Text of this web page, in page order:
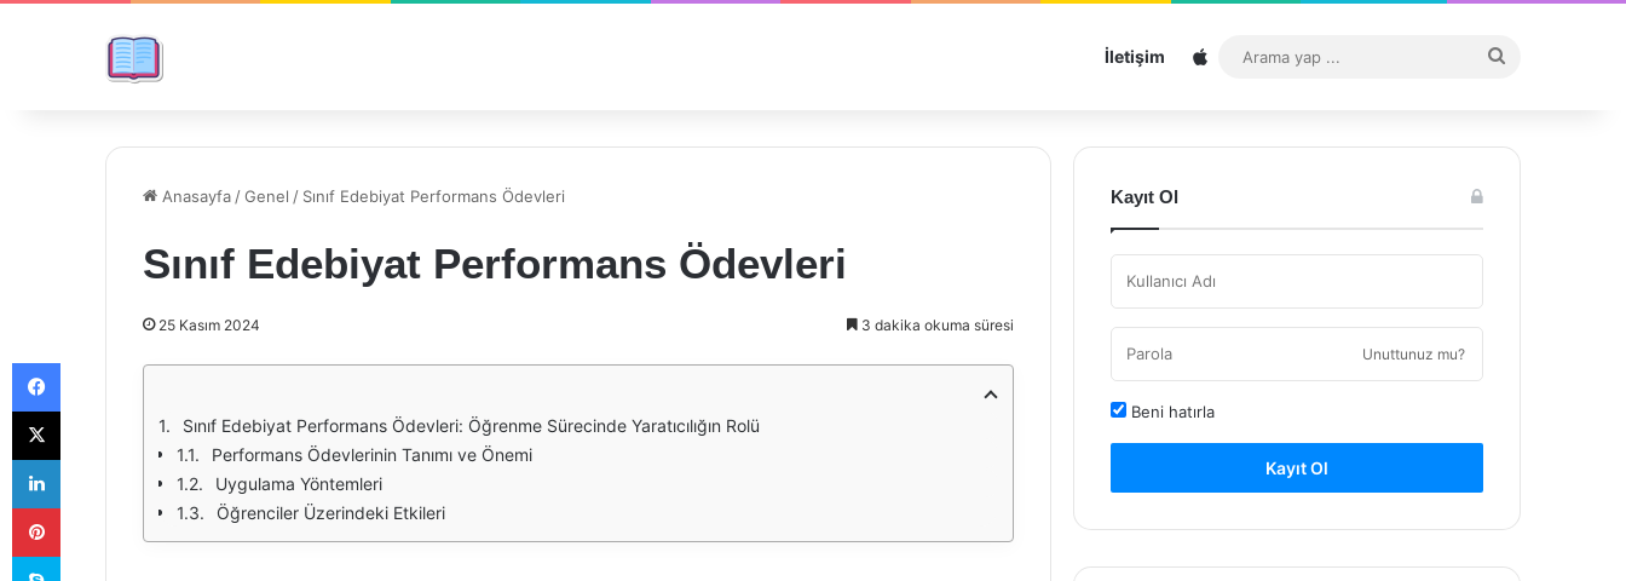
İletişim Sitemap
...
Anasayfa /Genel / Sınıf Edebiyat Performans Ödevleri
Sınıf Edebiyat Performans Ödevleri
25 Kasım 2024 3 dakika okuma süresi
Sınıf Edebiyat Performans Ödevleri: Öğrenme Sürecinde Yaratıcılığın Rolü
Performans Ödevlerinin Tanımı ve Önemi
Uygulama Yöntemleri
Öğrenciler Üzerindeki Etkileri
Kayıt Ol
Unuttunuz mu?
Beni hatırla
Kayıt Ol
Facebook
X
LinkedIn
Pinterest
Skype